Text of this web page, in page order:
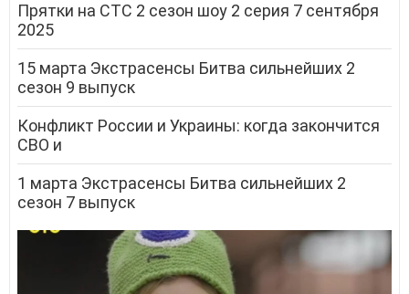
Прятки на СТС 2 сезон шоу 2 серия 7 сентября
2025
15 марта Экстрасенсы Битва сильнейших 2
сезон 9 выпуск
Конфликт России и Украины: когда закончится
СВО и
1 марта Экстрасенсы Битва сильнейших 2
сезон 7 выпуск